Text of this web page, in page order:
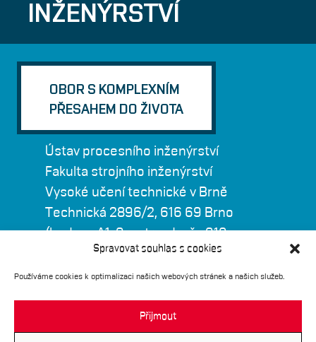
Spravovat souhlas s cookies
Používáme cookies k optimalizaci našich webových stránek a našich služeb.
Přijmout
INŽENÝRSTVÍ
OBOR S KOMPLEXNÍM
PŘESAHEM DO ŽIVOTA
Ústav procesního inženýrství
Fakulta strojního inženýrství
Vysoké učení technické v Brně
Technická 2896/2, 616 69 Brno
(budova A1, 9. patro, dveře 918 -
sekretariát)